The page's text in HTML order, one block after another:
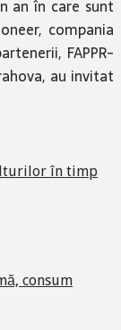
an în care sunt
compania
FAPPR-
au invitat
în timp
consum